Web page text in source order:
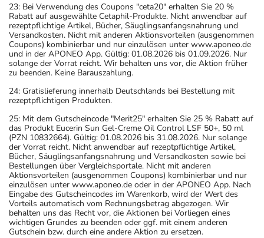
23: Bei Verwendung des Coupons "ceta20" erhalten Sie 20 %
Rabatt auf ausgewählte Cetaphil-Produkte. Nicht anwendbar auf
rezeptpflichtige Artikel, Bücher, Säuglingsanfangsnahrung und
Versandkosten. Nicht mit anderen Aktionsvorteilen (ausgenommen
Coupons) kombinierbar und nur einzulösen unter www.aponeo.de
und in der APONEO App. Gültig: 01.08.2026 bis 01.09.2026. Nur
solange der Vorrat reicht. Wir behalten uns vor, die Aktion früher
zu beenden. Keine Barauszahlung.
24: Gratislieferung innerhalb Deutschlands bei Bestellung mit
rezeptpflichtigen Produkten.
25: Mit dem Gutscheincode "Merit25" erhalten Sie 25 % Rabatt auf
das Produkt Eucerin Sun Gel-Creme Oil Control LSF 50+, 50 ml
(PZN 10832664). Gültig: 01.08.2026 bis 31.08.2026. Nur solange
der Vorrat reicht. Nicht anwendbar auf rezeptpflichtige Artikel,
Bücher, Säuglingsanfangsnahrung und Versandkosten sowie bei
Bestellungen über Vergleichsportale. Nicht mit anderen
Aktionsvorteilen (ausgenommen Coupons) kombinierbar und nur
einzulösen unter www.aponeo.de oder in der APONEO App. Nach
Eingabe des Gutscheincodes im Warenkorb, wird der Wert des
Vorteils automatisch vom Rechnungsbetrag abgezogen. Wir
behalten uns das Recht vor, die Aktionen bei Vorliegen eines
wichtigen Grundes zu beenden oder ggf. mit einem anderen
Gutschein bzw. durch eine andere Aktion zu ersetzen.